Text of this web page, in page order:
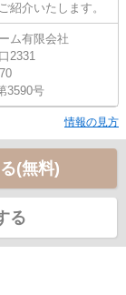
紹介いたします。
ム有限会社
2331
3590号
情報の見方
(無料)
る